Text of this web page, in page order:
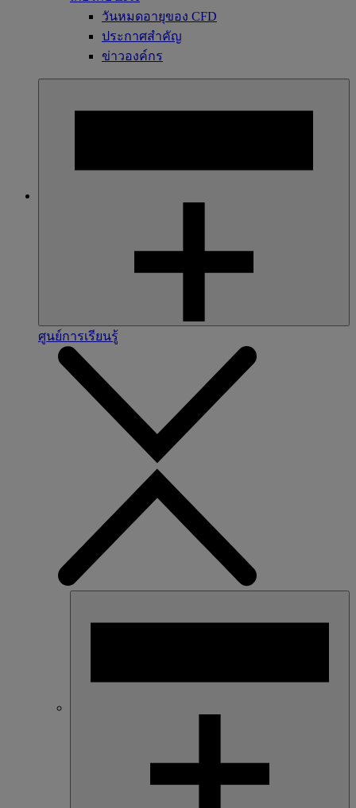
วันหมดอายุของ CFD
ประกาศสำคัญ
ข่าวองค์กร
ศูนย์การเรียนรู้